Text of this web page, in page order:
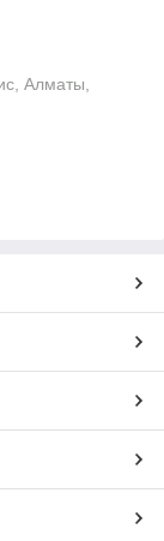
Алматы,